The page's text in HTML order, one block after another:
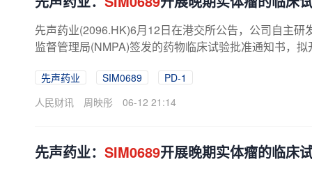
先声药业(2096.HK)6月12日在港交所公告，公司自主
监督管理局(NMPA)签发的药物临床试验批准通知书，
先声药业 SIM0689
PD-1
人民财讯
周映彤 06-12 21:14
先声药业： SIM0689开展晚期实体瘤的临床